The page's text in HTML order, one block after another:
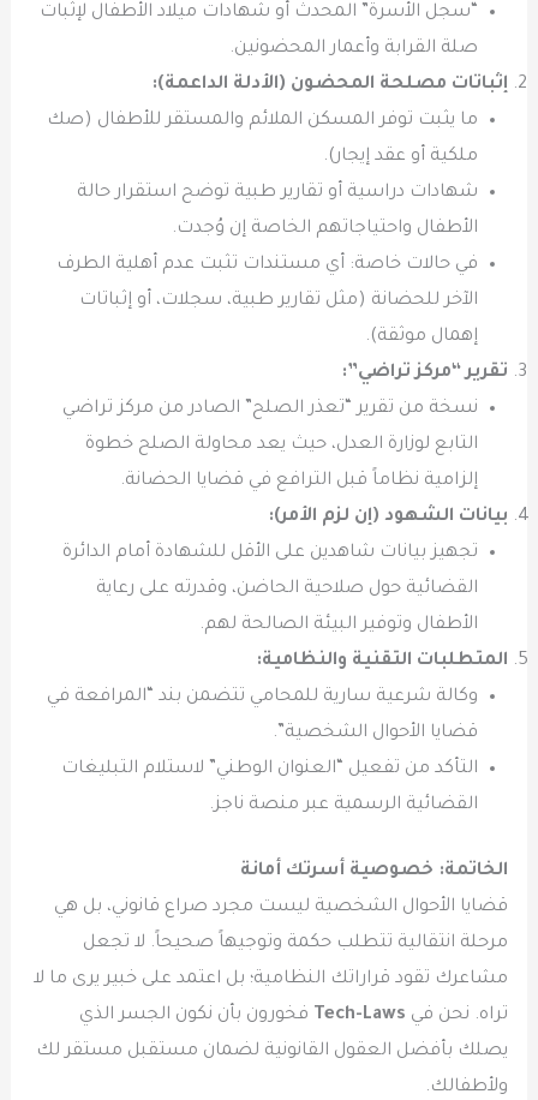
“سجل الأسرة” المحدث أو شهادات ميلاد الأطفال لإثبات
صلة القرابة وأعمار المحضونين.
إثباتات مصلحة المحضون (الأدلة الداعمة):
ما يثبت توفر المسكن الملائم والمستقر للأطفال (صك
ملكية أو عقد إيجار).
شهادات دراسية أو تقارير طبية توضح استقرار حالة
الأطفال واحتياجاتهم الخاصة إن وُجدت.
في حالات خاصة: أي مستندات تثبت عدم أهلية الطرف
الآخر للحضانة (مثل تقارير طبية، سجلات، أو إثباتات
إهمال موثقة).
تقرير “مركز تراضي”:
نسخة من تقرير “تعذر الصلح” الصادر من مركز تراضي
التابع لوزارة العدل، حيث يعد محاولة الصلح خطوة
إلزامية نظاماً قبل الترافع في قضايا الحضانة.
بيانات الشهود (إن لزم الأمر):
تجهيز بيانات شاهدين على الأقل للشهادة أمام الدائرة
القضائية حول صلاحية الحاضن، وقدرته على رعاية
الأطفال وتوفير البيئة الصالحة لهم.
المتطلبات التقنية والنظامية:
وكالة شرعية سارية للمحامي تتضمن بند “المرافعة في
قضايا الأحوال الشخصية”.
التأكد من تفعيل “العنوان الوطني” لاستلام التبليغات
القضائية الرسمية عبر منصة ناجز.
الخاتمة: خصوصية أسرتك أمانة
قضايا الأحوال الشخصية ليست مجرد صراع قانوني، بل هي
مرحلة انتقالية تتطلب حكمة وتوجيهاً صحيحاً. لا تجعل
مشاعرك تقود قراراتك النظامية؛ بل اعتمد على خبير يرى ما لا
تراه. نحن في Tech-Laws فخورون بأن نكون الجسر الذي
يصلك بأفضل العقول القانونية لضمان مستقبل مستقر لك
ولأطفالك.